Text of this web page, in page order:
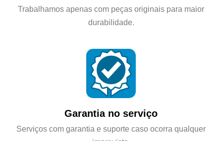
Trabalhamos apenas com peças originais para maior
durabilidade.
Garantia no serviço
Serviços com garantia e suporte caso ocorra qualquer